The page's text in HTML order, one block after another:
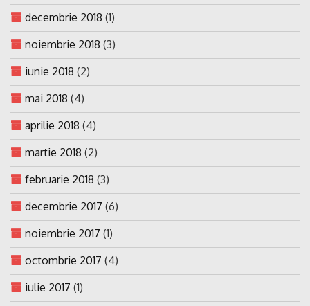
decembrie 2018 (1)
noiembrie 2018 (3)
iunie 2018 (2)
mai 2018 (4)
aprilie 2018 (4)
martie 2018 (2)
februarie 2018 (3)
decembrie 2017 (6)
noiembrie 2017 (1)
octombrie 2017 (4)
iulie 2017 (1)